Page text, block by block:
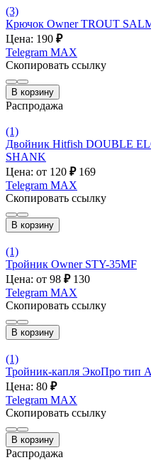
(3)
Крючок Owner TROUT
Цена: 190 ₽
Telegram MAX
Скопировать ссылку
В корзину
Распродажа
(1)
Двойник Hitfish DOUBLE
SHANK
Цена: от 120 ₽ 169
Telegram MAX
Скопировать ссылку
В корзину
(1)
Тройник Owner STY-35MF
Цена: от 98 ₽ 130
Telegram MAX
Скопировать ссылку
В корзину
(1)
Тройник-капля ЭкоПро тип
Цена: 80 ₽
Telegram MAX
Скопировать ссылку
В корзину
Распродажа